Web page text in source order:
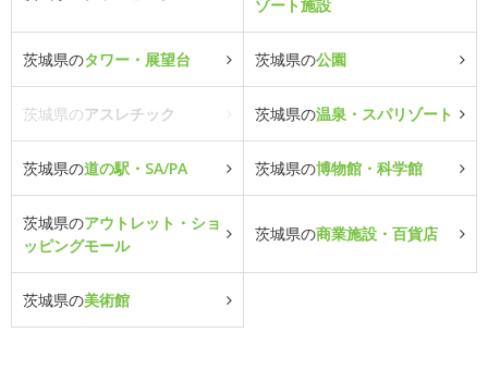
ゾート施設
茨城県のタワー・展望台 茨城県の公園
茨城県のアスレチック 茨城県の温泉・スパリゾート
茨城県の道の駅・SA/PA 茨城県の博物館・科学館
茨城県のアウトレット・ショ
ッピングモール
茨城県の商業施設・百貨店
茨城県の美術館